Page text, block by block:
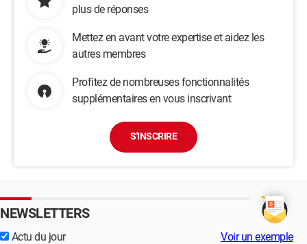
plus de réponses
Mettez en avant votre expertise et aidez les
autres membres
Profitez de nombreuses fonctionnalités
supplémentaires en vous inscrivant
S'INSCRIRE
NEWSLETTERS
Actu du jour Voir un exemple